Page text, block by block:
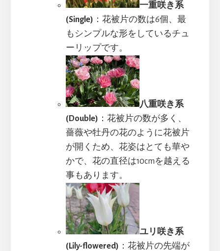
一重咲き系
(Single) ：花被片の数は6個、最
もシンプルな形をしているチュ
ーリップです。
八重咲き系
(Double) ：花被片の数が多く、
薔薇や牡丹の花のように花被片
が開くため、花姿はとても華や
かで、花の直径は10cmを越える
事もあります。
ユリ咲き系
(Lily-flowered) ：花被片の先端が